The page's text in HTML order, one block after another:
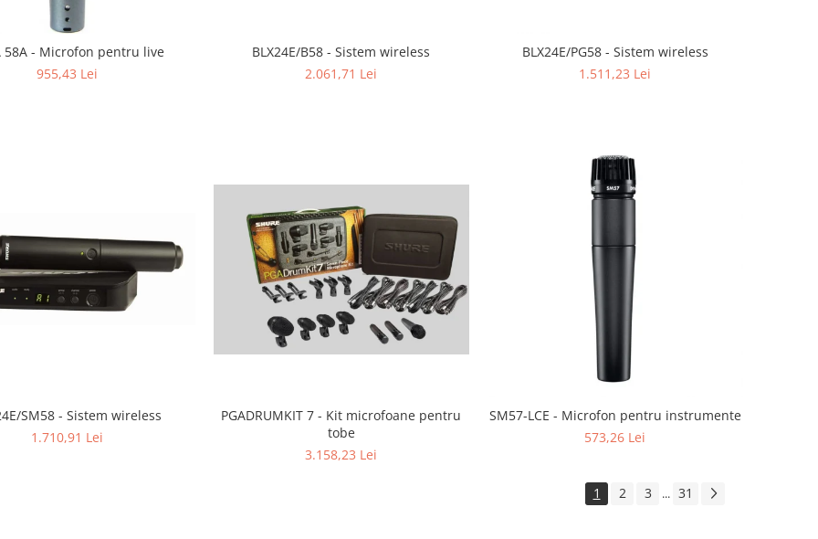
58A - Microfon pentru live
955,43 Lei
BLX24E/B58 - Sistem wireless
2.061,71 Lei
BLX24E/PG58 - Sistem wireless
1.511,23 Lei
SM58 - Sistem wireless
1.710,91 Lei
PGADRUMKIT 7 - Kit microfoane pentru
tobe
3.158,23 Lei
SM57-LCE - Microfon pentru instrumente
573,26 Lei
1 2 3 ... 31